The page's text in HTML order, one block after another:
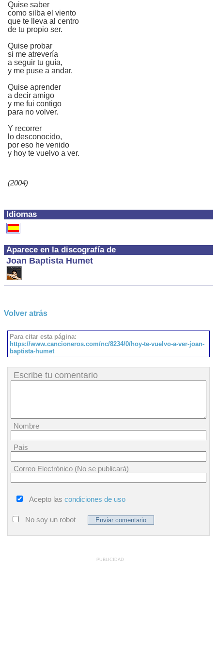
Idiomas
Aparece en la discografía de
Joan Baptista Humet
Quise saber
como silba el viento
que te lleva al centro
de tu propio ser.
Quise probar
si me atrevería
a seguir tu guía,
y me puse a andar.
Quise aprender
a decir amigo
y me fui contigo
para no volver.
Y recorrer
lo desconocido,
por eso he venido
y hoy te vuelvo a ver.
(2004)
Volver atrás
Para citar esta página:
https://www.cancioneros.com/nc/8234/0/hoy-te-vuelvo-a-ver-joan-
baptista-humet
Escribe tu comentario
Nombre
País
Correo Electrónico (No se publicará)
Acepto las condiciones de uso
No soy un robot
PUBLICIDAD